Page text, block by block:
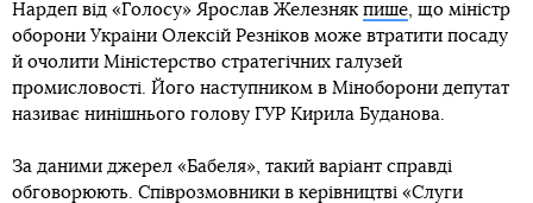
Нардеп від «Голосу» Ярослав Железняк пише, що міністр
оборони Украіни Олексій Резніков може втратити посаду
й очолити Міністерство стратегічних галузей
промисловості. Його наступником в Міноборони депутат
називає нинішнього голову ГУР Кирила Буданова.
За даними джерел «Бабеля», такий варіант справді
обговорюють. Співрозмовники в керівництві «Слуги